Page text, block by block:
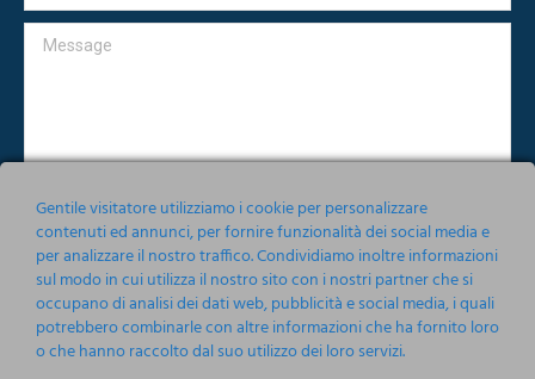
Message
Accetto le condizioni relative alla norma sullaPrivacy
Invia
Gentile visitatore utilizziamo i cookie per personalizzare
contenuti ed annunci, per fornire funzionalità dei social media e
per analizzare il nostro traffico. Condividiamo inoltre informazioni
sul modo in cui utilizza il nostro sito con i nostri partner che si
occupano di analisi dei dati web, pubblicità e social media, i quali
potrebbero combinarle con altre informazioni che ha fornito loro
o che hanno raccolto dal suo utilizzo dei loro servizi.